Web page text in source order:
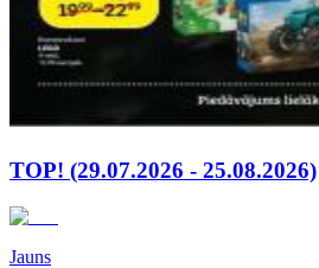
TOP! (29.07.2026 - 25.08.2026)
Jauns